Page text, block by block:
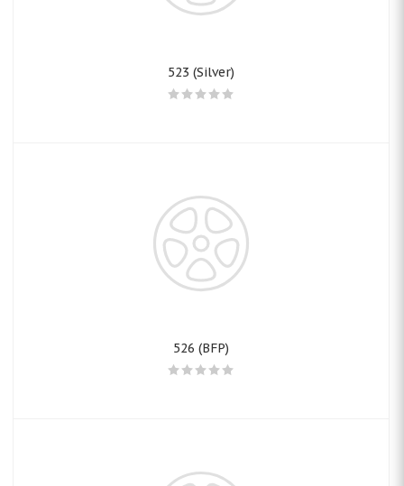
523 (Silver)
526 (BFP)